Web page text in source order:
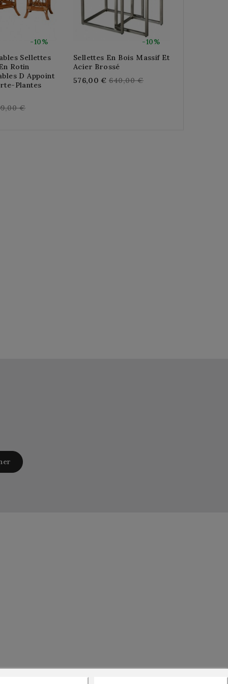
-10%
Sellettes
Rotin
D Appoint
Plantes
€
-10%
Sellettes En Bois Massif Et
Acier Brossé
576,00 € Regular
640,00 €